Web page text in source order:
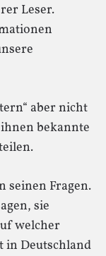
Leser.
aber nicht
bekannte
seinen Fragen.
sie
welcher
in Deutschland